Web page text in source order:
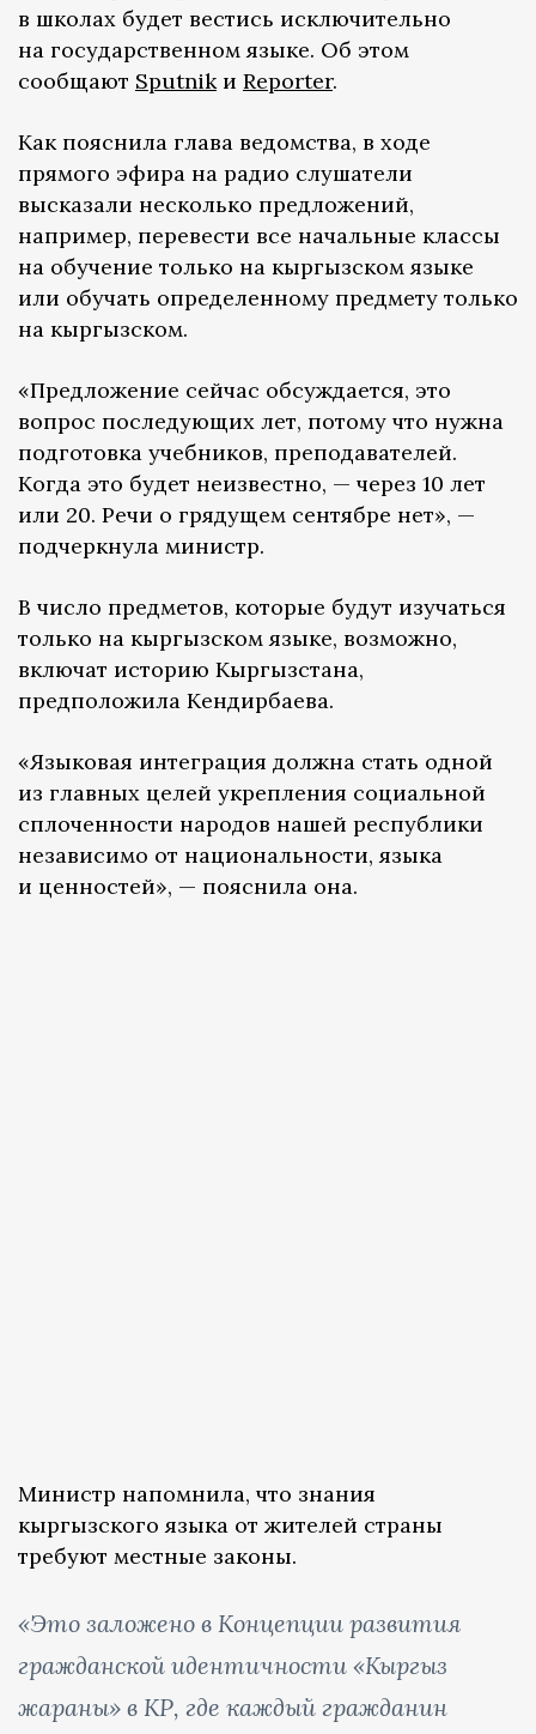
в школах будет вестись исключительно
на государственном языке. Об этом
сообщают Sputnikи Reporter.
Как пояснила глава ведомства, в ходе
прямого эфира на радио слушатели
высказали несколько предложений,
например, перевести все начальные классы
на обучение только на кыргызском языке
или обучать определенному предмету только
на кыргызском.
«Предложение сейчас обсуждается, это
вопрос последующих лет, потому что нужна
подготовка учебников, преподавателей.
Когда это будет неизвестно, — через 10 лет
или 20. Речи о грядущем сентябре нет», —
подчеркнула министр.
В число предметов, которые будут изучаться
только на кыргызском языке, возможно,
включат историю Кыргызстана,
предположила Кендирбаева.
«Языковая интеграция должна стать одной
из главных целей укрепления социальной
сплоченности народов нашей республики
независимо от национальности, языка
и ценностей», — пояснила она.
Министр напомнила, что знания
кыргызского языка от жителей страны
требуют местные законы.
«Это заложено в Концепции развития
гражданской идентичности «Кыргыз
жараны» в КР, где каждый гражданин